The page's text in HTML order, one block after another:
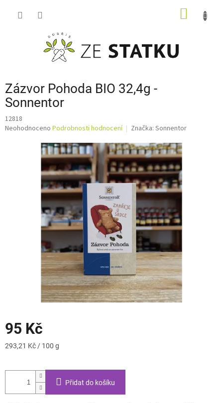
Zázvor Pohoda BIO 32,4g -
Sonnentor
12818
Průměrné
Neohodnoceno Podrobnosti hodnocení Značka: Sonnentor
95 Kč
Měrná
293,21 Kč / 100 g
Přidat do košíku